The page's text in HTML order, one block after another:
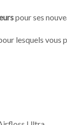
pour ses
lesquels vous